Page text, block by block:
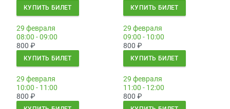
КУПИТЬ БИЛЕТ КУПИТЬ БИЛЕТ
29 февраля
08:00 - 09:00
800 ₽
КУПИТЬ БИЛЕТ
29 февраля
09:00 - 10:00
800 ₽
КУПИТЬ БИЛЕТ
29 февраля
10:00 - 11:00
800 ₽
29 февраля
11:00 - 12:00
800 ₽